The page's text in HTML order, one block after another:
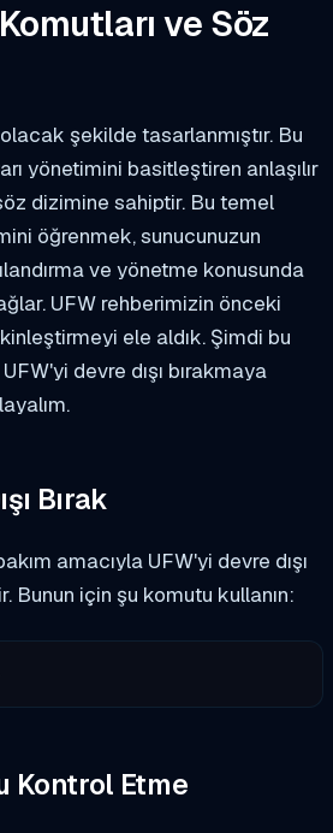
ve Söz
şekilde tasarlanmıştır. Bu
yönetimini basitleştiren anlaşılır
dizimine sahiptir. Bu temel
öğrenmek, sunucunuzun
ve yönetme konusunda
UFW rehberimizin önceki
ele aldık. Şimdi bu
devre dışı bırakmaya
Bırak
amacıyla UFW'yi devre dışı
Bunun için şu komutu kullanın:
Kontrol Etme